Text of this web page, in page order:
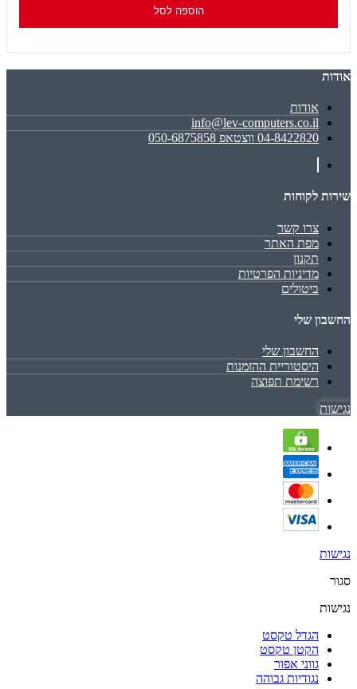
הוספה לסל
אודות
אודות
info@lev-computers.co.il
04-8422820 ווצטאפ 050-6875858
שירות לקוחות
צרו קשר
מפת האתר
תקנון
מדיניות הפרטיות
ביטולים
החשבון שלי
החשבון שלי
היסטוריית ההזמנות
רשימת תפוצה
נגישות
נגישות
סגור
נגישות
הגדל טקסט
הקטן טקסט
גווני אפור
נגודיות גבוהה